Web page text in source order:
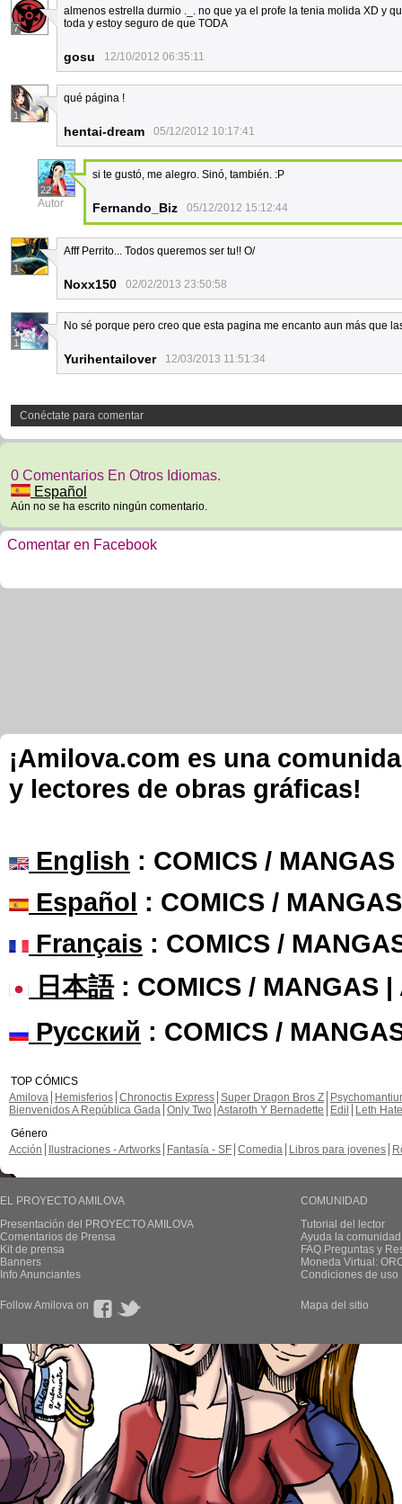
7
almenos estrella durmio ._. no que ya el profe la tenia molida XD y
toda y estoy seguro de que TODA
gosu 12/10/2012 06:35:11
1
qué página !
hentai-dream 05/12/2012 10:17:41
22
Autor
si te gustó, me alegro. Sinó, también. :P
Fernando_Biz 05/12/2012 15:12:44
1
Afff Perrito... Todos queremos ser tu!! O/
Noxx150 02/02/2013 23:50:58
1
No sé porque pero creo que esta pagina me encanto aun más que
Yurihentailover 12/03/2013 11:51:34
Conéctate para comentar
0 Comentarios En Otros Idiomas.
Español
Aún no se ha escrito ningún comentario.
Comentar en Facebook
¡Amilova.com es una
y lectores de obras gráficas!
English : COMICS /
Español : COMICS /
Français : COMICS /
日本語: COMICS / MANGAS |
Русский : COMICS /
TOP CÓMICS
Amilova
Hemisferios Chronoctis Express Super Dragon Bros Z
Bienvenidos A República Gada Only Two Astaroth Y Bernadette Edil
Leth Hate
Género
Acción
Ilustraciones - Artworks Fantasía - SF Comedia Libros para jovenes
EL PROYECTO AMILOVA
Presentación del PROYECTO AMILOVA
Comentarios de Prensa
Kit de prensa
Banners
Info Anunciantes
COMUNIDAD
Tutorial del lector
Ayuda la
FAQ.Preguntas y
Moneda Virtual:
Condiciones de uso
Follow Amilova on Mapa del sitio